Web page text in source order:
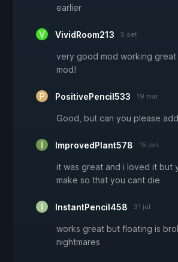
earlier
VividRoom213 5 set
very good mod working
mod!
PositivePencil533 19 mar
Good, but can you please
ImprovedPlant578 15 jan
it was great and i loved it but
make so that you cant die
InstantPencil458 31 jul
works great but floating is
nightmares